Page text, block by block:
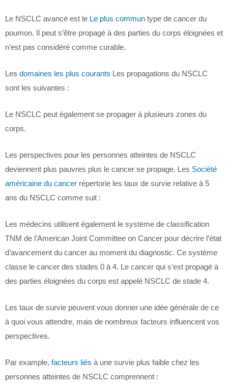
Le NSCLC avancé est le Le plus commun type de cancer du
poumon. Il peut s’être propagé à des parties du corps éloignées et
n’est pas considéré comme curable.
Les domaines les plus courants Les propagations du NSCLC
sont les suivantes :
Le NSCLC peut également se propager à plusieurs zones du
corps.
Les perspectives pour les personnes atteintes de NSCLC
deviennent plus pauvres plus le cancer se propage. Les Société
américaine du cancer répertorie les taux de survie relative à 5
ans du NSCLC comme suit :
Les médecins utilisent également le système de classification
TNM de l’American Joint Committee on Cancer pour décrire l’état
d’avancement du cancer au moment du diagnostic. Ce système
classe le cancer des stades 0 à 4. Le cancer qui s’est propagé à
des parties éloignées du corps est appelé NSCLC de stade 4.
Les taux de survie peuvent vous donner une idée générale de ce
à quoi vous attendre, mais de nombreux facteurs influencent vos
perspectives.
Par example, facteurs liés à une survie plus faible chez les
personnes atteintes de NSCLC comprennent :